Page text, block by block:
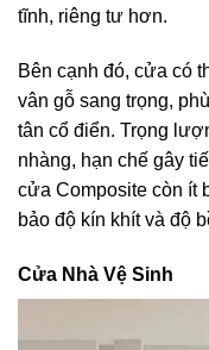
tĩnh, riêng tư hơn.
Bên cạnh đó, cửa có
vân gỗ sang trọng,
tân cổ điển. Trọng
nhàng, hạn chế gây
cửa Composite còn ít
bảo độ kín khít và độ
Cửa Nhà Vệ Sinh